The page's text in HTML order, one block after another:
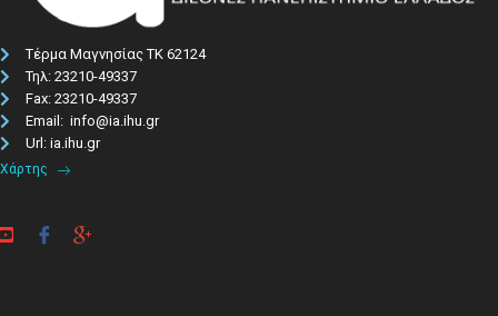
Τέρμα Μαγνησίας ΤΚ 62124
Τηλ: 23210-49337​
Fax: 23210-49337
Email: info@ia.ihu.gr
Url: ia.ihu.gr
Χάρτης